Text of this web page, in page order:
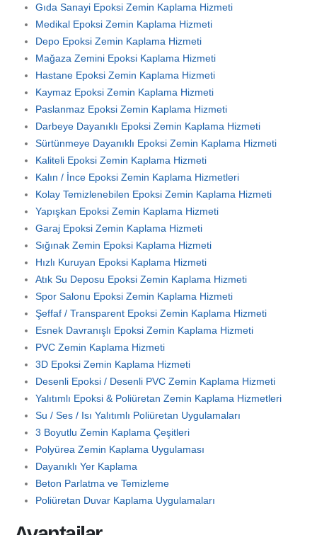
Gıda Sanayi Epoksi Zemin Kaplama Hizmeti
Medikal Epoksi Zemin Kaplama Hizmeti
Depo Epoksi Zemin Kaplama Hizmeti
Mağaza Zemini Epoksi Kaplama Hizmeti
Hastane Epoksi Zemin Kaplama Hizmeti
Kaymaz Epoksi Zemin Kaplama Hizmeti
Paslanmaz Epoksi Zemin Kaplama Hizmeti
Darbeye Dayanıklı Epoksi Zemin Kaplama Hizmeti
Sürtünmeye Dayanıklı Epoksi Zemin Kaplama Hizmeti
Kaliteli Epoksi Zemin Kaplama Hizmeti
Kalın / İnce Epoksi Zemin Kaplama Hizmetleri
Kolay Temizlenebilen Epoksi Zemin Kaplama Hizmeti
Yapışkan Epoksi Zemin Kaplama Hizmeti
Garaj Epoksi Zemin Kaplama Hizmeti
Sığınak Zemin Epoksi Kaplama Hizmeti
Hızlı Kuruyan Epoksi Kaplama Hizmeti
Atık Su Deposu Epoksi Zemin Kaplama Hizmeti
Spor Salonu Epoksi Zemin Kaplama Hizmeti
Şeffaf / Transparent Epoksi Zemin Kaplama Hizmeti
Esnek Davranışlı Epoksi Zemin Kaplama Hizmeti
PVC Zemin Kaplama Hizmeti
3D Epoksi Zemin Kaplama Hizmeti
Desenli Epoksi / Desenli PVC Zemin Kaplama Hizmeti
Yalıtımlı Epoksi & Poliüretan Zemin Kaplama Hizmetleri
Su / Ses / Isı Yalıtımlı Poliüretan Uygulamaları
3 Boyutlu Zemin Kaplama Çeşitleri
Polyürea Zemin Kaplama Uygulaması
Dayanıklı Yer Kaplama
Beton Parlatma ve Temizleme
Poliüretan Duvar Kaplama Uygulamaları